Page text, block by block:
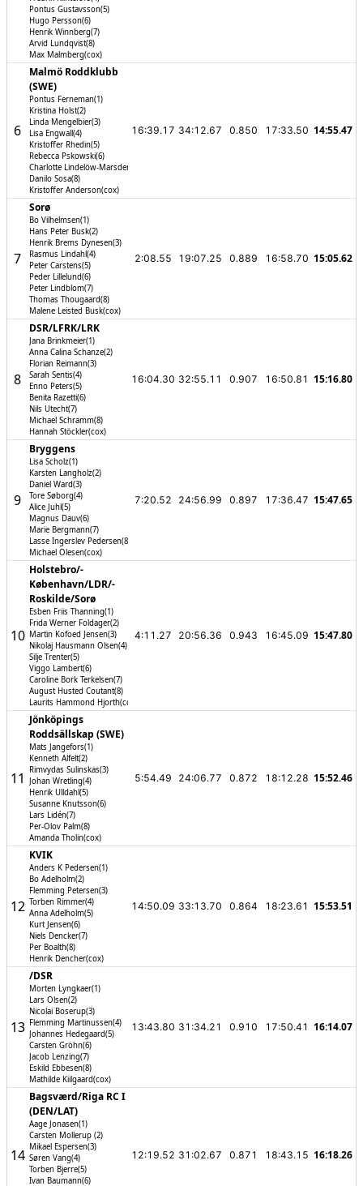
Pontus Gustavsson(5)
Hugo Persson(6)
Henrik Winnberg(7)
Arvid Lundqvist(8)
Max Malmberg(cox)
6
Malmö Roddklubb
(SWE)
Pontus Ferneman(1)
Kristina Holst(2)
Linda Mengelbier(3)
Lisa Engwall(4)
Kristoffer Rhedin(5)
Rebecca Pskowski(6)
Charlotte Lindelöw-Marsden(7)
Danilo Sosa(8)
Kristoffer Anderson(cox)
16:39.17 34:12.67 0.850 17:33.50 14:55.47
7
Sorø
Bo Vilhelmsen(1)
Hans Peter Busk(2)
Henrik Brems Dynesen(3)
Rasmus Lindahl(4)
Peter Carstens(5)
Peder Lillelund(6)
Peter Lindblom(7)
Thomas Thougaard(8)
Malene Leisted Busk(cox)
2:08.55 19:07.25 0.889 16:58.70 15:05.62
8
DSR/­LFRK/­LRK
Jana Brinkmeier(1)
Anna Calina Schanze(2)
Florian Reimann(3)
Sarah Sentis(4)
Enno Peters(5)
Benita Razetti(6)
Nils Utecht(7)
Michael Schramm(8)
Hannah Stöckler(cox)
16:04.30 32:55.11 0.907 16:50.81 15:16.80
9
Bryggens
Lisa Scholz(1)
Karsten Langholz(2)
Daniel Ward(3)
Tore Søborg(4)
Alice Juhl(5)
Magnus Dauv(6)
Marie Bergmann(7)
Lasse Ingerslev Pedersen(8)
Michael Olesen(cox)
7:20.52 24:56.99 0.897 17:36.47 15:47.65
10
Holstebro/­
København/­LDR/­
Roskilde/­Sorø
Esben Friis Thanning(1)
Frida Werner Foldager(2)
Martin Kofoed Jensen(3)
Nikolaj Hausmann Olsen(4)
Silje Trenter(5)
Viggo Lambert(6)
Caroline Bork Terkelsen(7)
August Husted Coutant(8)
Laurits Hammond Hjorth(cox)
4:11.27 20:56.36 0.943 16:45.09 15:47.80
11
Jönköpings
Roddsällskap (SWE)
Mats Jangefors(1)
Kenneth Alfelt(2)
Rimvydas Sulinskas(3)
Johan Wretling(4)
Henrik Ulldahl(5)
Susanne Knutsson(6)
Lars Lidén(7)
Per-Olov Palm(8)
Amanda Tholin(cox)
5:54.49 24:06.77 0.872 18:12.28 15:52.46
12
KVIK
Anders K Pedersen(1)
Bo Adelholm(2)
Flemming Petersen(3)
Torben Rimmer(4)
Anna Adelholm(5)
Kurt Jensen(6)
Niels Dencker(7)
Per Boalth(8)
Henrik Dencher(cox)
14:50.09 33:13.70 0.864 18:23.61 15:53.51
13
/­DSR
Morten Lyngkaer(1)
Lars Olsen(2)
Nicolai Boserup(3)
Flemming Martinussen(4)
Johannes Hedegaard(5)
Carsten Gröhn(6)
Jacob Lenzing(7)
Eskild Ebbesen(8)
Mathilde Kiilgaard(cox)
13:43.80 31:34.21 0.910 17:50.41 16:14.07
14
Bagsværd/­Riga RC I
(DEN/­LAT)
Aage Jonasen(1)
Carsten Mollerup (2)
Mikael Espersen(3)
Søren Vang(4)
Torben Bjerre(5)
Ivan Baumann(6)
12:19.52 31:02.67 0.871 18:43.15 16:18.26